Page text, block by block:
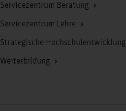
Servicezentrum Beratung
Servicezentrum Lehre
Strategische Hochschulentwicklung
Weiterbildung